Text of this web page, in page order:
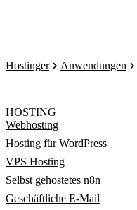
Hostinger Anwendungen
HOSTING
Webhosting
Hosting für WordPress
VPS Hosting
Selbst gehostetes n8n
Geschäftliche E-Mail